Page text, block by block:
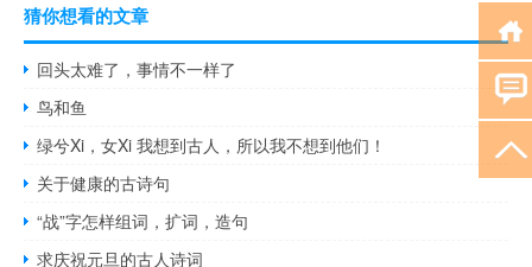
猜你想看的文章
回头太难了，事情不一样了
鸟和鱼
绿兮Xi，女Xi 我想到古人，所以我不想到他们！
关于健康的古诗句
“战”字怎样组词，扩词，造句
求庆祝元旦的古人诗词